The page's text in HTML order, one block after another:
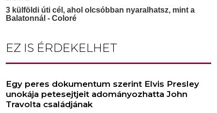
EZ IS ÉRDEKELHET
Egy peres dokumentum szerint Elvis Presley
unokája petesejtjeit adományozhatta John
Travolta családjának